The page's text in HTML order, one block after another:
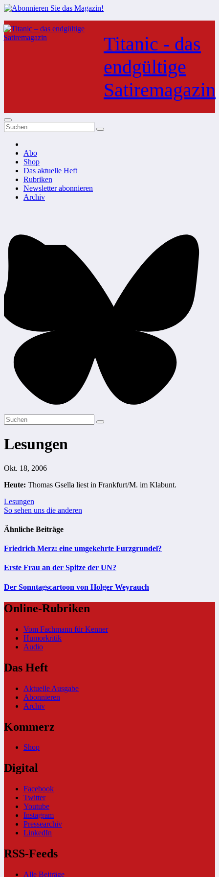
Zum
Inhalt
springen
Titanic - das
endgültige
Satiremagazin
Abo
Shop
Das aktuelle Heft
Rubriken
Newsletter abonnieren
Archiv
Lesungen
Okt. 18, 2006
Heute: Thomas Gsella liest in Frankfurt/M. im Klabunt.
Beitragsnavigation
Lesungen
So sehen uns die anderen
Ähnliche Beiträge
Friedrich Merz: eine umgekehrte Furzgrundel?
Erste Frau an der Spitze der UN?
Der Sonntagscartoon von Holger Weyrauch
Online-Rubriken
Vom Fachmann für Kenner
Humorkritik
Audio
Das Heft
Aktuelle Ausgabe
Abonnieren
Archiv
Kommerz
Shop
Digital
Facebook
Twitter
Youtube
Instagram
Pressearchiv
LinkedIn
RSS-Feeds
Alle Beiträge